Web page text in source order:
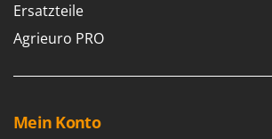
Tornado
Tre Spade
Trev - Abrek - TecnoVIR
Troy-Bilt
Ersatzteile
Agrieuro PRO
Mein Konto